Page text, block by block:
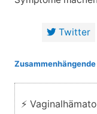
Twitter
Zusammenhängende
⚡